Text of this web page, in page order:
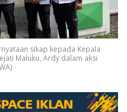
sikap kepada Kepala
Maluku, Ardy dalam aksi